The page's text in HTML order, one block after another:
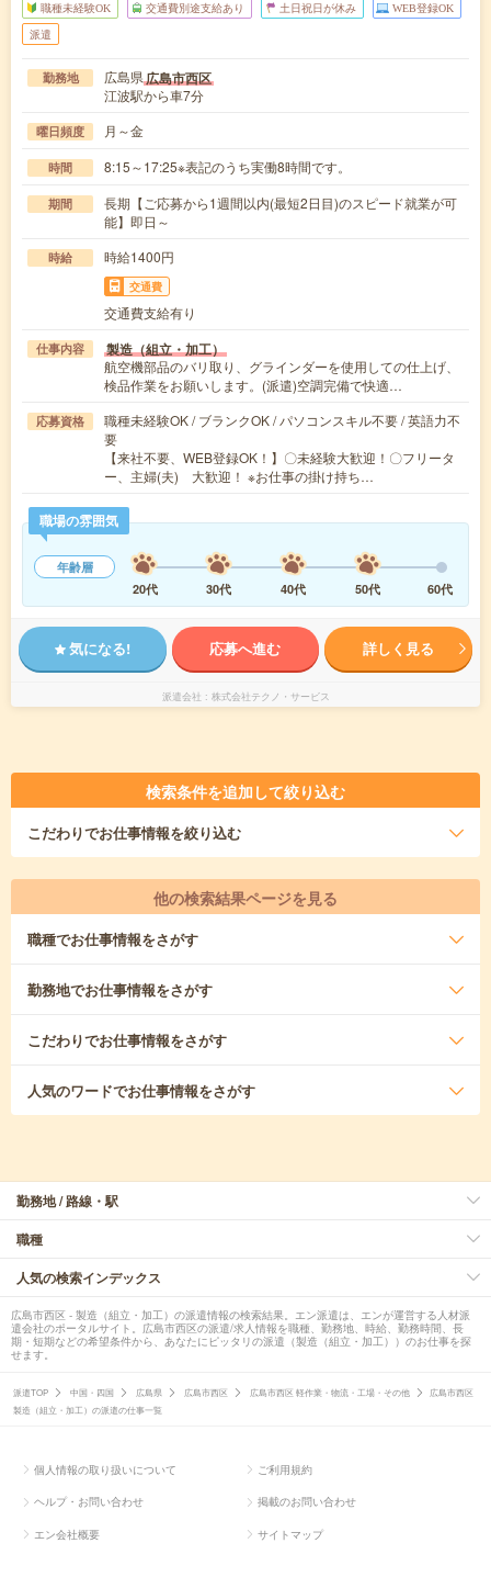
職種未経験OK 交通費別途支給あり 土日祝日が休み WEB登録OK
派遣
勤務地 広島県広島市西区
江波駅から車7分
曜日頻度 月～金
時間 8:15～17:25※表記のうち実働8時間です。
期間
長期【ご応募から1週間以内(最短2日目)のスピード就業が可
能】即日～
時給 時給1400円
交通費
交通費支給有り
仕事内容 製造（組立・加工）
航空機部品のバリ取り、グラインダーを使用しての仕上げ、
検品作業をお願いします。(派遣)空調完備で快適…
応募資格
職種未経験OK / ブランクOK / パソコンスキル不要 / 英語力不
要
【来社不要、WEB登録OK！】〇未経験大歓迎！〇フリータ
ー、主婦(夫) 大歓迎！ ※お仕事の掛け持ち…
職場の雰囲気
年齢層
20代
30代 40代 50代 60代
気になる! 応募へ進む 詳しく見る
派遣会社 株式会社テクノ・サービス
検索条件を追加して絞り込む
こだわりでお仕事情報を絞り込む
他の検索結果ページを見る
職種でお仕事情報をさがす
勤務地でお仕事情報をさがす
こだわりでお仕事情報をさがす
人気のワードでお仕事情報をさがす
勤務地 / 路線・駅
職種
人気の検索インデックス
広島市西区 - 製造（組立・加工）の派遣情報の検索結果。エン派遣は、エンが運営する人材派
遣会社のポータルサイト。広島市西区の派遣/求人情報を職種、勤務地、時給、勤務時間、長
期・短期などの希望条件から、あなたにピッタリの派遣（製造（組立・加工））のお仕事を探
せます。
派遣TOP 中国・四国 広島県 広島市西区 広島市西区 軽作業・物流・工場・その他
広島市西区
製造（組立・加工）の派遣の仕事一覧
個人情報の取り扱いについて ご利用規約
ヘルプ・お問い合わせ 掲載のお問い合わせ
エン会社概要 サイトマップ